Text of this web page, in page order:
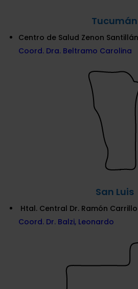
Tucumán
Centro de Salud Zenon Santillán
Coord. Dra. Beltramo Carolina
San Luis
Htal. Central Dr. Ramón Carrillo
Coord. Dr. Balzi, Leonardo